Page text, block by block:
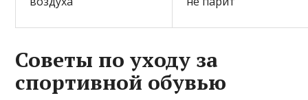
Советы по уходу за
спортивной обувью